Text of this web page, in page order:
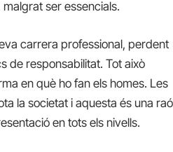
ser essencials.
carrera professional, perdent
de responsabilitat. Tot això
en què ho fan els homes. Les
la societat i aquesta és una raó
en tots els nivells.